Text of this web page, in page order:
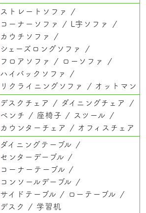
ストレートソファ
コーナーソファ
L字ソファ
カウチソファ
シェーズロングソファ
フロアソファ
ローソファ
ハイバックソファ
リクライニングソファ
オットマン
デスクチェア
ダイニングチェア
ベンチ
座椅子
スツール
カウンターチェア
オフィスチェア
ダイニングテーブル
センターデーブル
コーナーテーブル
コンソールデーブル
サイドテーブル
ローテーブル
デスク
学習机